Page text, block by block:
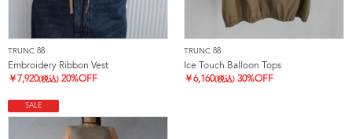
TRUNC 88
Embroidery Ribbon Vest
￥ 7,920(税込) 20%OFF
TRUNC 88
Ice Touch Balloon Tops
￥6,160(税込) 30%OFF
SALE